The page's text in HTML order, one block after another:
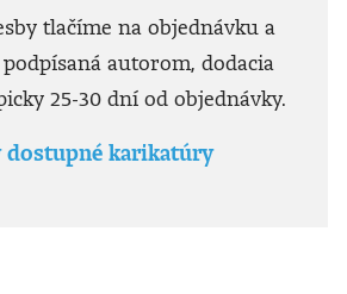
tlačíme na objednávku a
autorom, dodacia
25-30 dní od objednávky.
karikatúry